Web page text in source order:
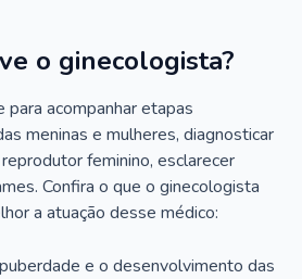
o ginecologista?
acompanhar etapas
meninas e mulheres, diagnosticar
feminino, esclarecer
Confira o que o ginecologista
a atuação desse médico:
e o desenvolvimento das